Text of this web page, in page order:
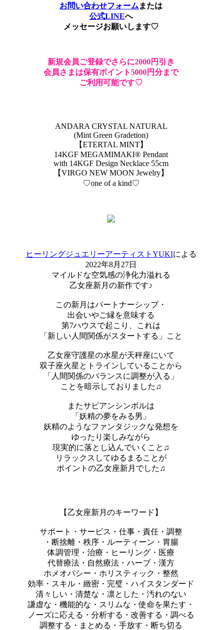
お問い合わせフォーム または
公式LINEへ
メッセージお願いします♡
新規会員ご登録でさらに2000円引き
会員さまは保有ポイント5000円分まで
ご利用可能です♡
ANDARA CRYSTAL NATURAL
(Mint Green Gradetion)
【ETERTAL MINT】
14KGF MEGAMIMAKI®︎ Pendant
with 14KGF Design Necklace 55cm
【VIRGO NEW MOON Jewelry】
♡one of a kind♡
ヒーリングジュエリーアーティストYUKIによる
2022年8月27日
マイルドな空気感の浄化力溢れる
乙女座新月の新作です♪
この新月はパートナーシップ・
出会いやご縁を意味する
第7ハウスで起こり、これは
「新しい人間関係がスタートする」こと
乙女座守護星の水星が天秤座にいて
双子座火星とトラインしていることから
「人間関係のバランスに調整が入る」
ことを暗示しておりました♫
またサビアンシンボルは
「妖精の夢をみる男」
妖精のようなファンタジックな発想を
ゆったり楽しみながら
現実的に落とし込んでいくこと♫
リラックスしてゆるまることが
ポイントの乙女座新月でした♫
【乙女座新月のキーワード】
サポート・サービス・仕事・責任・調整
・断捨離・秩序・ルーティーン・胃腸
体調管理・治療・ヒーリング・医療
代替療法・自然療法・ハーブ・漢方
ホメオパシー・ホリスティック・整然
効率・スキル・緻密・完璧・ハイスタンダード
清々しい・清楚な・凛とした・汚れのない
謙虚な・機能的な・スリムな・使命を果たす・
ノーズに応える・分析する・改善する・調べる
調整する・まとめる・手放す・断ち切る